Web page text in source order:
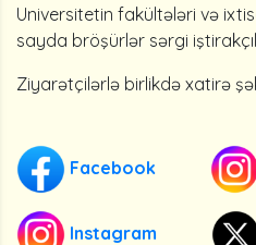
Universitetin fakültələri və
sayda bröşürlər sərgi
Ziyarətçilərlə birlikdə xatirə
Facebook
Instagram